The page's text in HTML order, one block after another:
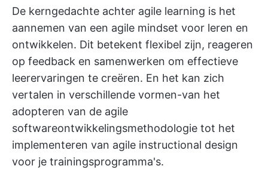
De kerngedachte achter agile learning is het
aannemen van een agile mindset voor leren en
ontwikkelen. Dit betekent flexibel zijn, reageren
op feedback en samenwerken om effectieve
leerervaringen te creëren. En het kan zich
vertalen in verschillende vormen-van het
adopteren van de agile
softwareontwikkelingsmethodologie tot het
implementeren van agile instructional design
voor je trainingsprogramma's.